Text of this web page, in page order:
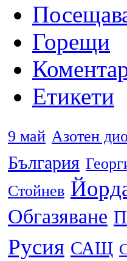
Горещи
Етикети
9 май Азотен
България
Стойнев
Обгазяване
Русия САЩ